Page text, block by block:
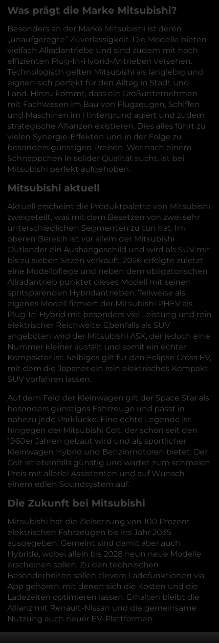
Was prägt die Marke Mitsubishi?
Besonders an der Marke Mitsubishi ist deren
„unaufgeregte“ Zuverlässigkeit. Die Modelle bieten
vielfach Allradantriebe und sind zudem mit hoch
effizienten Plug-In-Hybrid-Antrieben versehen.
Technologisch gelten Mitsubishi als langlebig und
eignen sich perfekt für den Alltag in Stadt und
Land. Hinzu kommt, dass ein Großunternehmen
mit Fachwissen im Bau von Flugzeugen, Schiffen
und Maschinen im Hintergrund agiert und zudem
strategische Allianzen existieren. Dies alles führt zu
vielen Synergie-Effekten und in der Folge zu
besonders günstigen Preisen. Wer nach einem
Schnäppchen in solider Qualität sucht, ist bei
Mitsubishi perfekt aufgehoben.
Mitsubishi aktuell
Aktuell erscheint die Produktpalette von Mitsubishi
zweigeteilt, was mit dem Besetzen von zwei sehr
unterschiedlichen Segmenten zu tun hat. Im
oberen Bereich ist vor allem der Mitsubishi
Outlander ein Aushängeschild und wird als SUV mit
bis zu sieben Sitzen verkauft. 2026 erfolgte zuletzt
eine Modellpflege und neben dem obligatorischen
Allradantrieb punktet dieses Modell mit seinen
spritsparenden Hybridantrieben. Teilweise als
eigenes Modell firmiert der Mitsubishi PHEV als
Plug-In-Hybrid mit besonders viel Leistung und rein
elektrischer Reichweite. Ebenfalls als SUV
angeboten wird der Mitsubishi ASX, der jedoch eine
Nummer kleiner ausfällt und somit ein echter
Kompakter ist. Selbiges gilt für den Eclipse Cross EV,
mit dem die Japaner ein rein elektrisches Kompakt-
SUV vorfahren lassen.
Auf dem Feld der Kleinwagen gilt der Space Star als
besonders günstiges Fahrzeuge und passt in
nahezu jede Parklücke. Eine echte Legende ist
hingegen der Mitsubishi Colt, der schon seit den
1960er Jahren gebaut wird und als sportlicher
Kleinwagen Hybrid und Benzinmotoren bietet. Der
Colt ist ebenfalls günstig und wartet zum schmalen
Preis mit allerlei Assistenten und auf Wunsch
einem edlen Soundsystem auf.
Die Zukunft bei Mitsubishi
Mitsubishi hat die Zielsetzung von 100 Prozent
elektrischen Fahrzeugen bis ins Jahr 2035
ausgegeben. Gemeint sind damit aber auch
Hybride, wobei allein bis 2028 neun neue Modelle
erscheinen sollen. Zu den technischen
Besonderheiten sollen clevere Ladefunktionen via
App gehören, mit denen sich die Kosten und die
Ladezeiten optimieren lassen. Erhalten bleibt die
Allianz mit Renault-Nissan und die gemeinsame
Nutzung auch neuer EV-Plattformen.